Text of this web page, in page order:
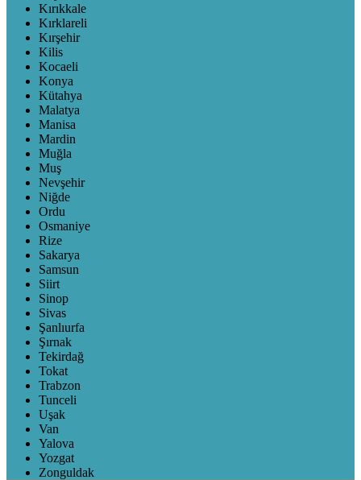
Kırıkkale
Kırklareli
Kırşehir
Kilis
Kocaeli
Konya
Kütahya
Malatya
Manisa
Mardin
Muğla
Muş
Nevşehir
Niğde
Ordu
Osmaniye
Rize
Sakarya
Samsun
Siirt
Sinop
Sivas
Şanlıurfa
Şırnak
Tekirdağ
Tokat
Trabzon
Tunceli
Uşak
Van
Yalova
Yozgat
Zonguldak